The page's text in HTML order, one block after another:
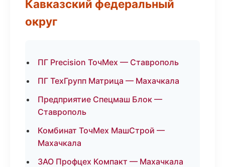
Кавказский федеральный
округ
ПГ Precision ТочМех — Ставрополь
ПГ ТехГрупп Матрица — Махачкала
Предприятие Спецмаш Блок —
Ставрополь
Комбинат ТочМех МашСтрой —
Махачкала
ЗАО Профцех Компакт — Махачкала